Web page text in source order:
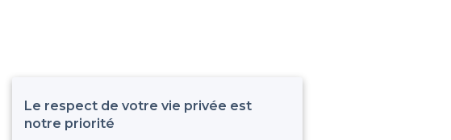
Le respect de votre vie privée est
notre priorité